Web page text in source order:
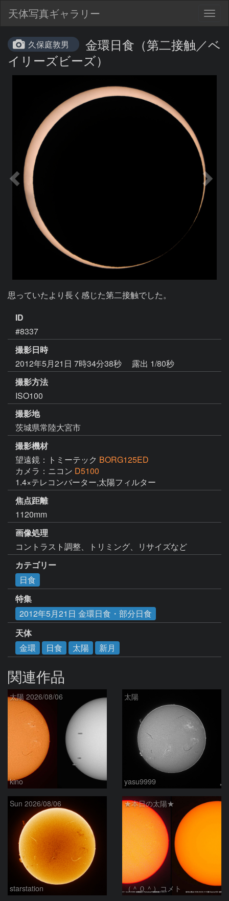
天体写真ギャラリー
久保庭敦男
金環日食（第二接触／ベ
イリーズビーズ）
思っていたより長く感じた第二接触でした。
ID
#8337
撮影日時
2012年5月21日 7時34分38秒
露出 1/80秒
撮影方法
ISO100
撮影地
茨城県常陸大宮市
撮影機材
望遠鏡：トミーテック BORG125ED
カメラ：ニコン D5100
1.4×テレコンバーター,太陽フィルター
焦点距離
1120mm
画像処理
コントラスト調整、トリミング、リサイズなど
カテゴリー
日食
特集
2012年5月21日 金環日食・部分日食
天体
金環
日食 太陽 新月
関連作品
太陽 2026/08/06
kino
太陽
yasu9999
Sun 2026/08/06
starstation
★本日の太陽★
（＾０＾）コメト